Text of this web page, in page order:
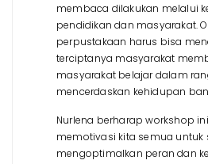
membaca dilakukan melalui
pendidikan dan masyarakat.
perpustakaan harus bisa
terciptanya masyarakat
masyarakat belajar dalam
mencerdaskan kehidupan
Nurlena berharap workshop
memotivasi kita semua untuk
mengoptimalkan peran dan